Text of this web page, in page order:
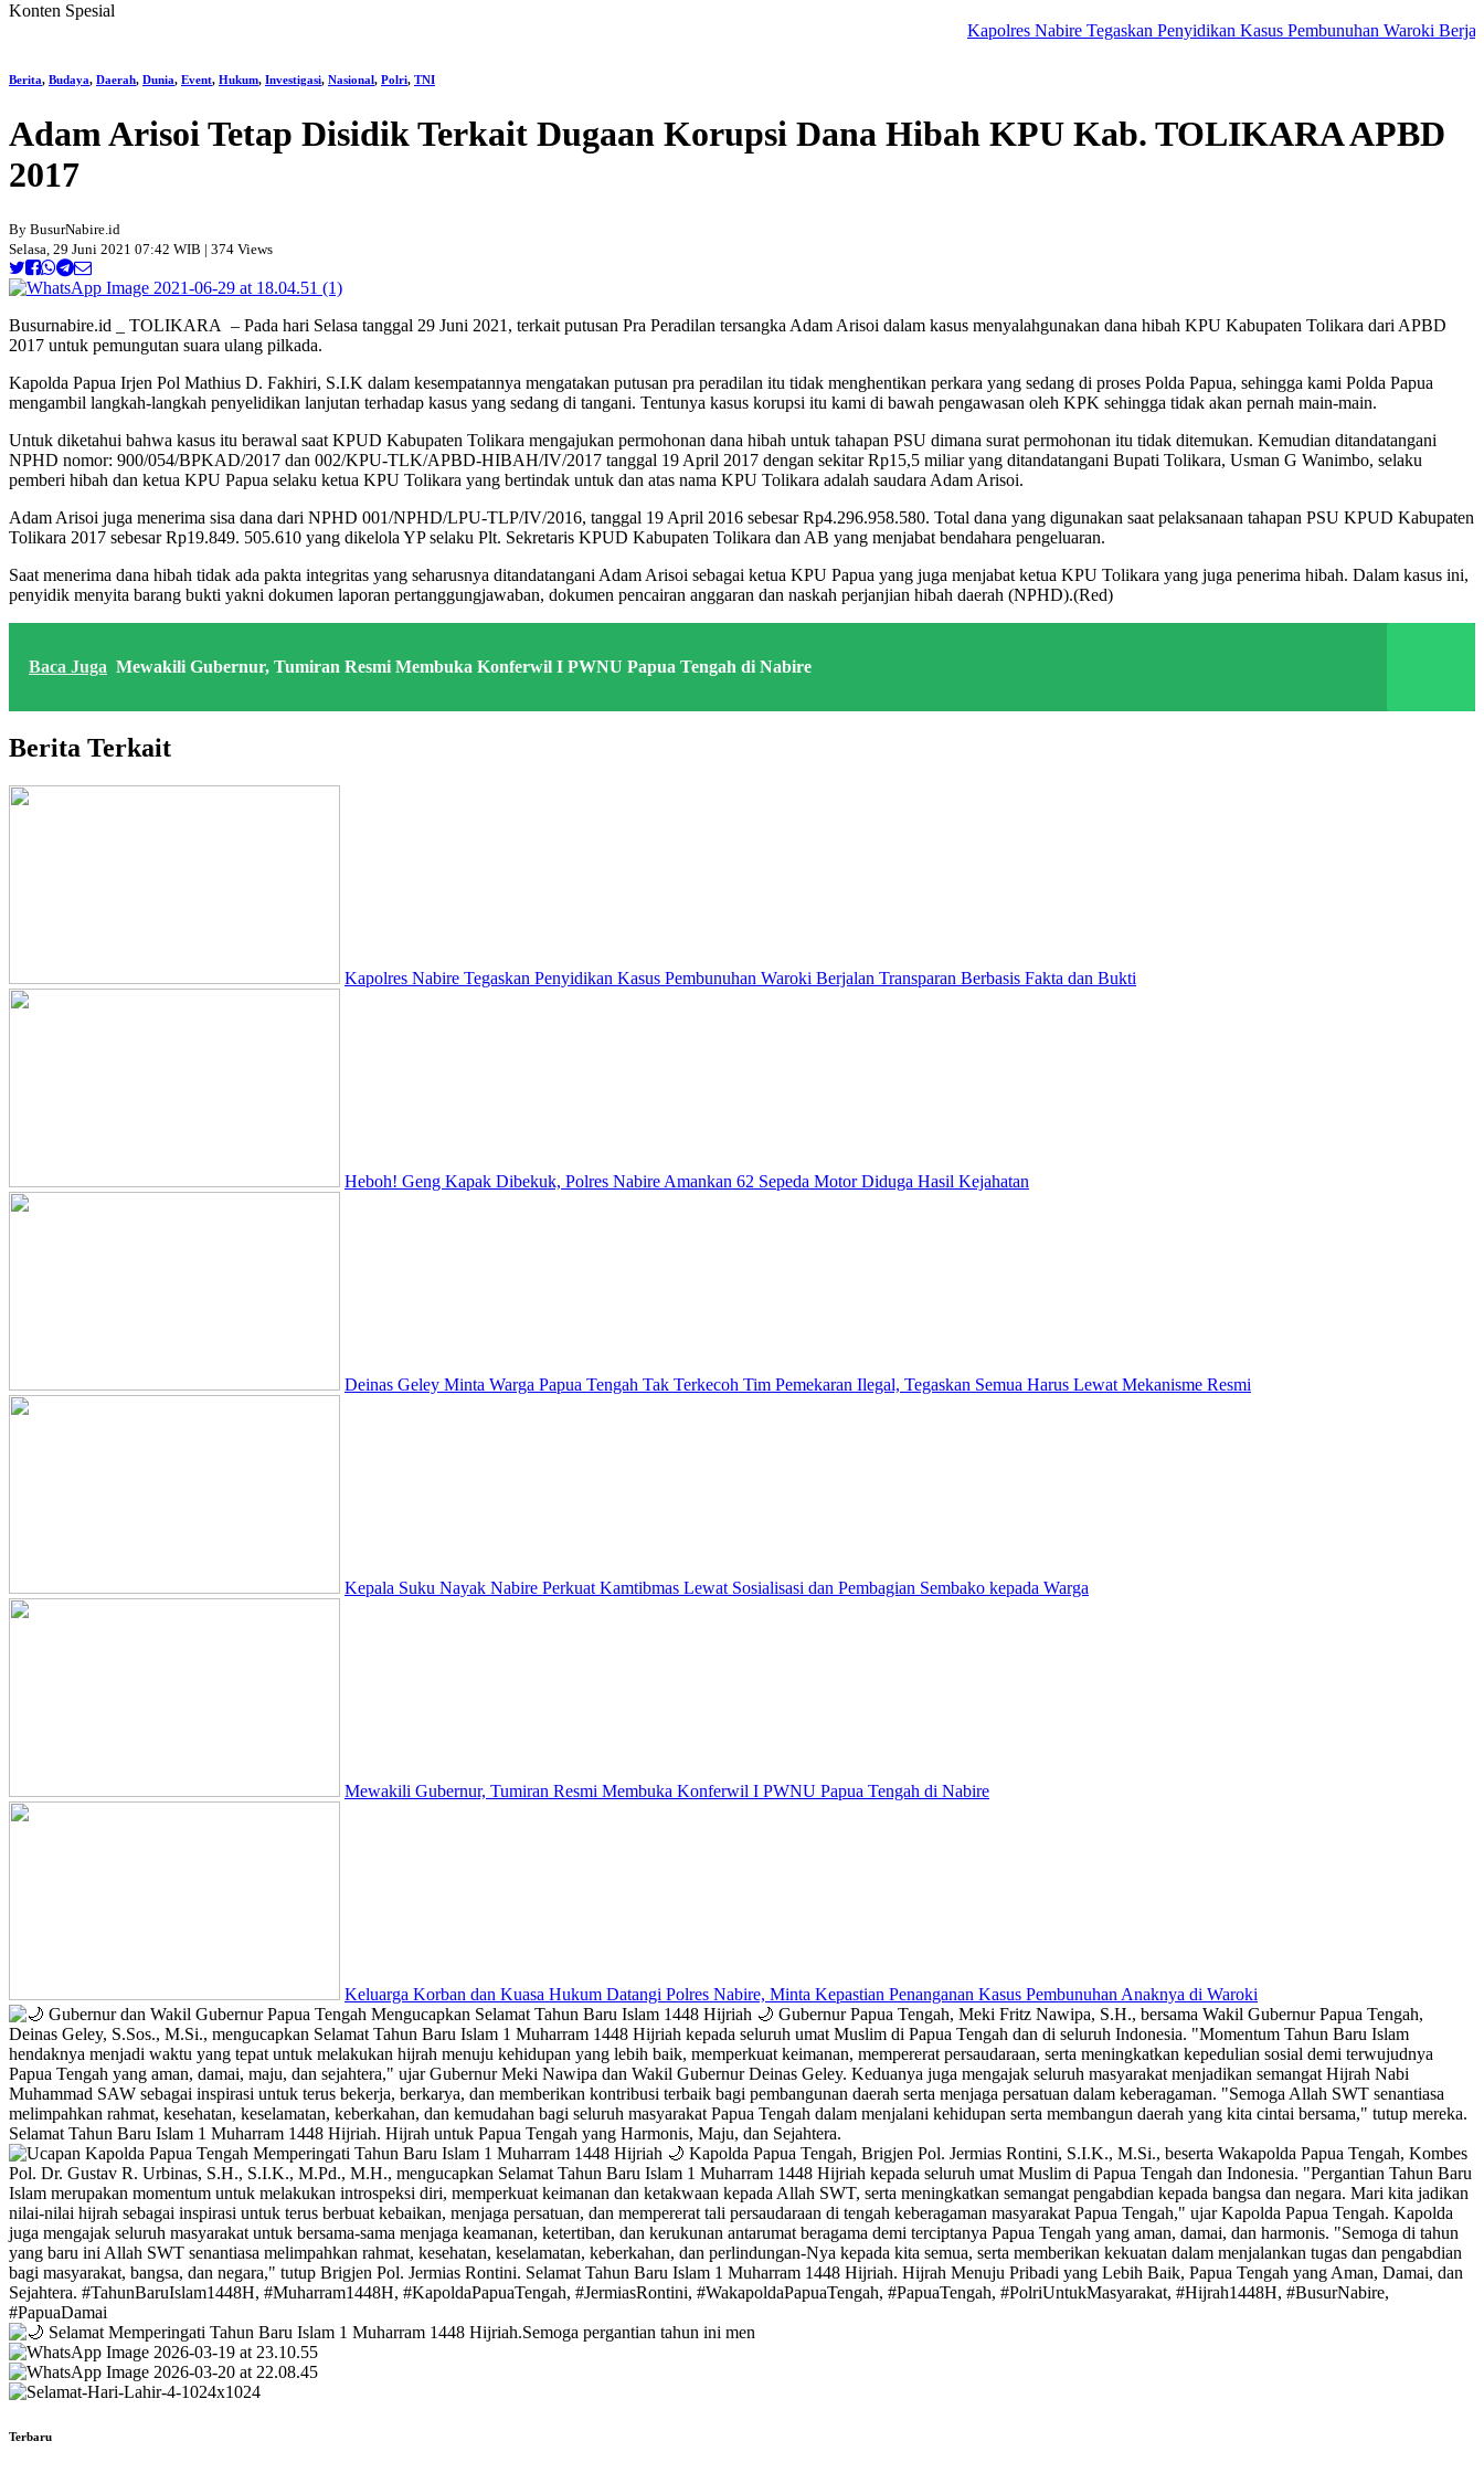
Konten Spesial
Kapolres Nabire Tegaskan Penyidikan Kasus Pembunuhan Waroki Berjalan
Berita, Budaya, Daerah, Dunia, Event, Hukum, Investigasi, Nasional, Polri, TNI
Adam Arisoi Tetap Disidik Terkait Dugaan Korupsi Dana Hibah KPU Kab. TOLIKARA APBD
2017
By BusurNabire.id
Selasa, 29 Juni 2021 07:42 WIB | 374 Views
Busurnabire.id _ TOLIKARA – Pada hari Selasa tanggal 29 Juni 2021, terkait putusan Pra Peradilan tersangka Adam Arisoi dalam kasus menyalahgunakan dana hibah KPU Kabupaten Tolikara dari APBD
2017 untuk pemungutan suara ulang pilkada.
Kapolda Papua Irjen Pol Mathius D. Fakhiri, S.I.K dalam kesempatannya mengatakan putusan pra peradilan itu tidak menghentikan perkara yang sedang di proses Polda Papua, sehingga kami Polda Papua
mengambil langkah-langkah penyelidikan lanjutan terhadap kasus yang sedang di tangani. Tentunya kasus korupsi itu kami di bawah pengawasan oleh KPK sehingga tidak akan pernah main-main.
Untuk diketahui bahwa kasus itu berawal saat KPUD Kabupaten Tolikara mengajukan permohonan dana hibah untuk tahapan PSU dimana surat permohonan itu tidak ditemukan. Kemudian ditandatangani
NPHD nomor: 900/054/BPKAD/2017 dan 002/KPU-TLK/APBD-HIBAH/IV/2017 tanggal 19 April 2017 dengan sekitar Rp15,5 miliar yang ditandatangani Bupati Tolikara, Usman G Wanimbo, selaku
pemberi hibah dan ketua KPU Papua selaku ketua KPU Tolikara yang bertindak untuk dan atas nama KPU Tolikara adalah saudara Adam Arisoi.
Adam Arisoi juga menerima sisa dana dari NPHD 001/NPHD/LPU-TLP/IV/2016, tanggal 19 April 2016 sebesar Rp4.296.958.580. Total dana yang digunakan saat pelaksanaan tahapan PSU KPUD Kabupaten
Tolikara 2017 sebesar Rp19.849. 505.610 yang dikelola YP selaku Plt. Sekretaris KPUD Kabupaten Tolikara dan AB yang menjabat bendahara pengeluaran.
Saat menerima dana hibah tidak ada pakta integritas yang seharusnya ditandatangani Adam Arisoi sebagai ketua KPU Papua yang juga menjabat ketua KPU Tolikara yang juga penerima hibah. Dalam kasus ini,
penyidik menyita barang bukti yakni dokumen laporan pertanggungjawaban, dokumen pencairan anggaran dan naskah perjanjian hibah daerah (NPHD).(Red)
Baca Juga Mewakili Gubernur, Tumiran Resmi Membuka Konferwil I PWNU Papua Tengah di Nabire
Berita Terkait
Kapolres Nabire Tegaskan Penyidikan Kasus Pembunuhan Waroki Berjalan Transparan Berbasis Fakta dan Bukti
Heboh! Geng Kapak Dibekuk, Polres Nabire Amankan 62 Sepeda Motor Diduga Hasil Kejahatan
Deinas Geley Minta Warga Papua Tengah Tak Terkecoh Tim Pemekaran Ilegal, Tegaskan Semua Harus Lewat Mekanisme Resmi
Kepala Suku Nayak Nabire Perkuat Kamtibmas Lewat Sosialisasi dan Pembagian Sembako kepada Warga
Mewakili Gubernur, Tumiran Resmi Membuka Konferwil I PWNU Papua Tengah di Nabire
Keluarga Korban dan Kuasa Hukum Datangi Polres Nabire, Minta Kepastian Penanganan Kasus Pembunuhan Anaknya di Waroki
Terbaru